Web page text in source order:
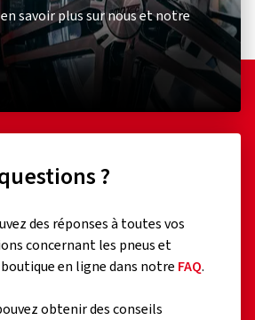
que des jantes pour véhicules à
et pour charges lourdes.
un vaste choix de jantes en
pour votre marque de voiture,
savoir plus sur nous et notre
?
des réponses à toutes vos
concernant les pneus et
en ligne dans notre FAQ.
obtenir des conseils